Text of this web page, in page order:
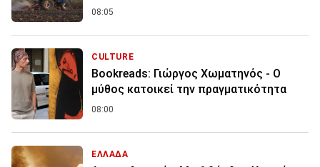
08:05
CULTURE
Bookreads: Γιώργος Χωματηνός - Ο
μύθος κατοικεί την πραγματικότητα
08:00
ΕΛΛΑΔΑ